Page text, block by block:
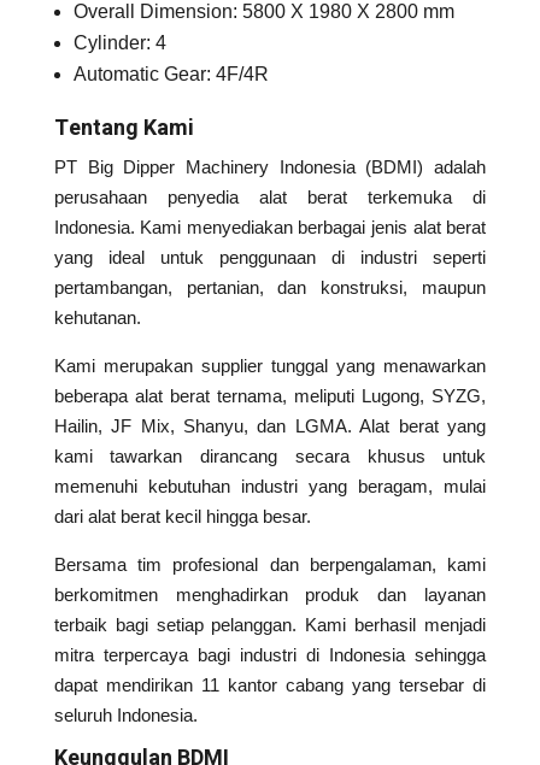
Overall Dimension: 5800 X 1980 X 2800 mm
Cylinder: 4
Automatic Gear: 4F/4R
Tentang Kami
PT Big Dipper Machinery Indonesia (BDMI) adalah
perusahaan penyedia alat berat terkemuka di
Indonesia. Kami menyediakan berbagai jenis alat berat
yang ideal untuk penggunaan di industri seperti
pertambangan, pertanian, dan konstruksi, maupun
kehutanan.
Kami merupakan supplier tunggal yang menawarkan
beberapa alat berat ternama, meliputi Lugong, SYZG,
Hailin, JF Mix, Shanyu, dan LGMA. Alat berat yang
kami tawarkan dirancang secara khusus untuk
memenuhi kebutuhan industri yang beragam, mulai
dari alat berat kecil hingga besar.
Bersama tim profesional dan berpengalaman, kami
berkomitmen menghadirkan produk dan layanan
terbaik bagi setiap pelanggan. Kami berhasil menjadi
mitra terpercaya bagi industri di Indonesia sehingga
dapat mendirikan 11 kantor cabang yang tersebar di
seluruh Indonesia.